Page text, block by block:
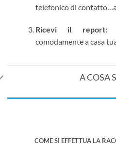
telefonico di
Ricevi il report:
comodamente a casa
A COSA
COME SI EFFETTUA LA